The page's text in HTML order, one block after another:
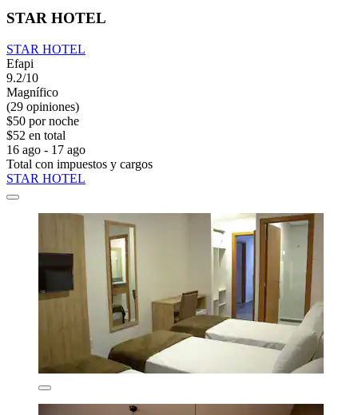
STAR HOTEL
STAR HOTEL
Efapi
9.2/10
Magnífico
(29 opiniones)
$50 por noche
$52 en total
16 ago - 17 ago
Total con impuestos y cargos
STAR HOTEL